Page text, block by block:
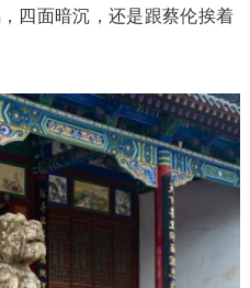
四面暗沉，还是跟蔡伦挨着